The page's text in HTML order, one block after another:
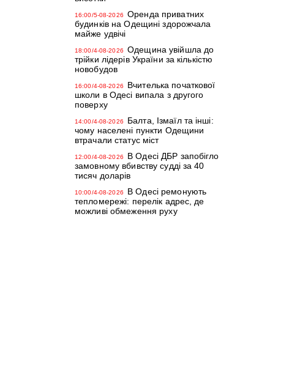
16:00/5-08-2026
Оренда приватних
будинків на Одещині здорожчала
майже удвічі
18:00/4-08-2026
Одещина увійшла до
трійки лідерів України за кількістю
новобудов
16:00/4-08-2026
Вчителька початкової
школи в Одесі випала з другого
поверху
14:00/4-08-2026
Балта, Ізмаїл та інші:
чому населені пункти Одещини
втрачали статус міст
12:00/4-08-2026
В Одесі ДБР запобігло
замовному вбивству судді за 40
тисяч доларів
10:00/4-08-2026
В Одесі ремонують
тепломережі: перелік адрес, де
можливі обмеження руху